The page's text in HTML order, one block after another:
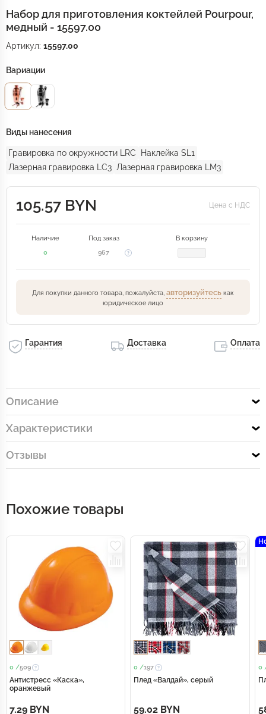
Набор для приготовления коктейлей Pourpour,
медный - 15597.00
Артикул: 15597.00
Вариации
Виды нанесения
Гравировка по окружности LRC
Наклейка SL1
Лазерная гравировка LC3 Лазерная гравировка LM3
105.57 BYN Цена с НДС
Наличие Под заказ
В корзину
0
967
Для покупки данного товара, пожалуйста, авторизуйтесь как
юридическое лицо
Гарантия Доставка Оплата
Описание
Характеристики
Отзывы
Похожие товары
0 /509
Антистресс «Каска»,
оранжевый
7.29 BYN
0 /197
Плед «Валдай», серый
59.02 BYN
0